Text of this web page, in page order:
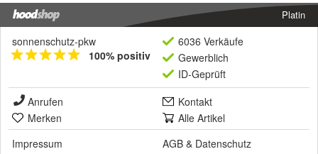
Platin
sonnenschutz-pkw
100% positiv
6036 Verkäufe
Gewerblich
ID-Geprüft
Anrufen
Kontakt
Merken
Alle Artikel
Impressum
AGB & Datenschutz